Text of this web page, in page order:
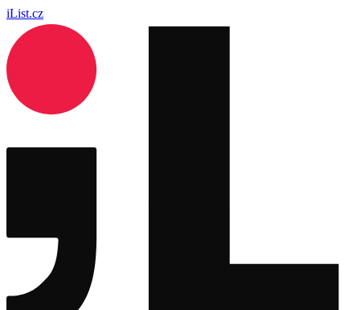
iList.cz